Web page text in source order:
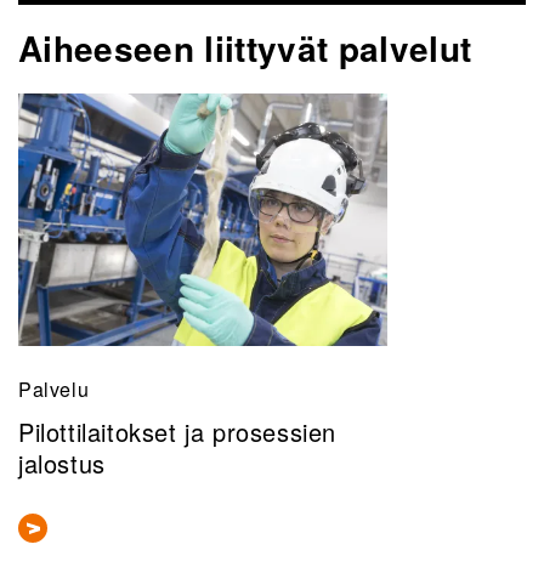
Aiheeseen liittyvät palvelut
Palvelu
Pilottilaitokset ja prosessien
jalostus